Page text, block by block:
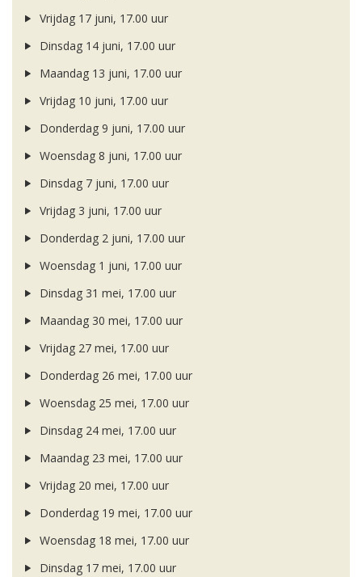
Vrijdag 17 juni, 17.00 uur
Dinsdag 14 juni, 17.00 uur
Maandag 13 juni, 17.00 uur
Vrijdag 10 juni, 17.00 uur
Donderdag 9 juni, 17.00 uur
Woensdag 8 juni, 17.00 uur
Dinsdag 7 juni, 17.00 uur
Vrijdag 3 juni, 17.00 uur
Donderdag 2 juni, 17.00 uur
Woensdag 1 juni, 17.00 uur
Dinsdag 31 mei, 17.00 uur
Maandag 30 mei, 17.00 uur
Vrijdag 27 mei, 17.00 uur
Donderdag 26 mei, 17.00 uur
Woensdag 25 mei, 17.00 uur
Dinsdag 24 mei, 17.00 uur
Maandag 23 mei, 17.00 uur
Vrijdag 20 mei, 17.00 uur
Donderdag 19 mei, 17.00 uur
Woensdag 18 mei, 17.00 uur
Dinsdag 17 mei, 17.00 uur